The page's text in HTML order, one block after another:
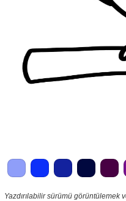
Yazdırılabilir sürümü görüntülemek